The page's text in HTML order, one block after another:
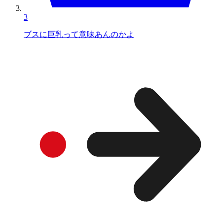
3
ブスに巨乳って意味あんのかよ